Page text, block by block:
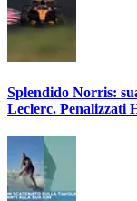
Splendido Norris:
Leclerc. Penalizzati